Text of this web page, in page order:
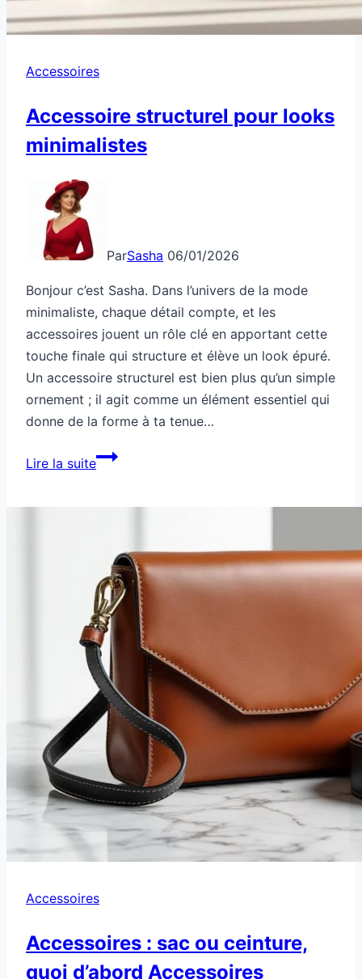
Accessoires
Accessoire structurel pour looks
minimalistes
ParSasha 06/01/2026
Bonjour c’est Sasha. Dans l’univers de la mode
minimaliste, chaque détail compte, et les
accessoires jouent un rôle clé en apportant cette
touche finale qui structure et élève un look épuré.
Un accessoire structurel est bien plus qu’un simple
ornement ; il agit comme un élément essentiel qui
donne de la forme à ta tenue…
Lire la suiteAccessoire
Accessoires
Accessoires : sac ou ceinture,
quoi d’abord Accessoires